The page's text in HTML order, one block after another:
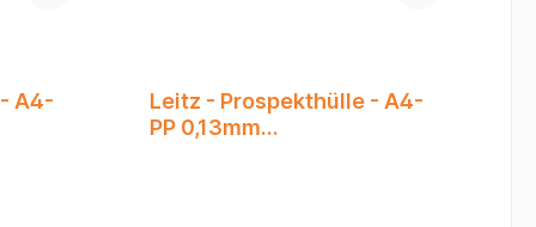
A4-
Leitz - Prospekthülle - A4-
PP 0,13mm